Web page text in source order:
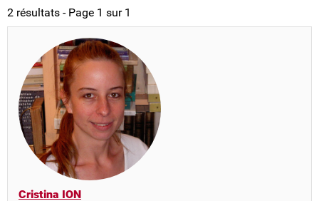
2 résultats - Page 1 sur 1
Cristina ION